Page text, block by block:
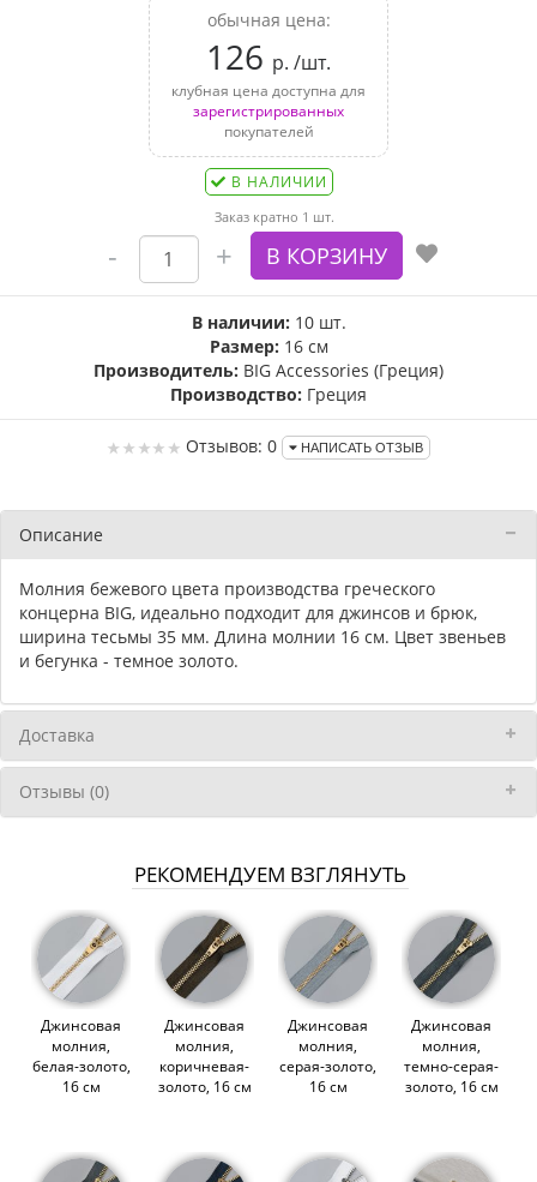
обычная цена:
126 р. /шт.
клубная цена доступна для
зарегистрированных
покупателей
В НАЛИЧИИ
Заказ кратно 1 шт.
В наличии: 10 шт.
Размер: 16 см
Производитель: BIG Accessories (Греция)
Производство: Греция
Отзывов: 0 НАПИСАТЬ ОТЗЫВ
Описание
Молния бежевого цвета производства греческого
концерна BIG, идеально подходит для джинсов и брюк,
ширина тесьмы 35 мм. Длина молнии 16 см. Цвет звеньев
и бегунка - темное золото.
Доставка
Отзывы (0)
РЕКОМЕНДУЕМ ВЗГЛЯНУТЬ
Джинсовая
молния,
белая-золото,
16 см
Джинсовая
молния,
коричневая-
золото, 16 см
Джинсовая
молния,
серая-золото,
16 см
Джинсовая
молния,
темно-серая-
золото, 16 см